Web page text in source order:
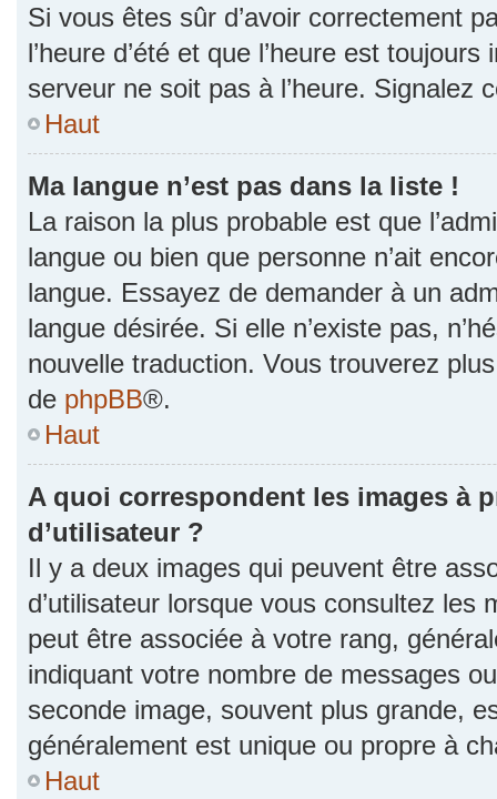
Si vous êtes sûr d’avoir correctement
l’heure d’été et que l’heure est
serveur ne soit pas à l’heure. Signalez
Haut
Ma langue n’est pas dans la liste !
La raison la plus probable est que
langue ou bien que personne n’ait
langue. Essayez de demander à un
langue désirée. Si elle n’existe pas,
nouvelle traduction. Vous trouverez
de phpBB®.
Haut
A quoi correspondent les images à
d’utilisateur ?
Il y a deux images qui peuvent être
d’utilisateur lorsque vous consultez les
peut être associée à votre rang,
indiquant votre nombre de messages
seconde image, souvent plus grande,
généralement est unique ou propre à
Haut